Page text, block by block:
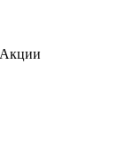
Акции